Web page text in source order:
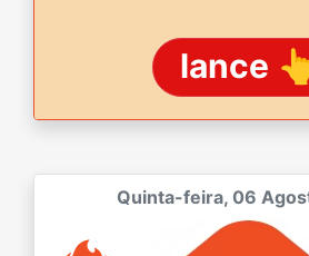
lance
Quinta-feira, 06